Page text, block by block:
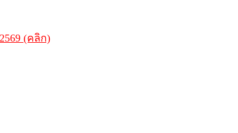
(คลิก)